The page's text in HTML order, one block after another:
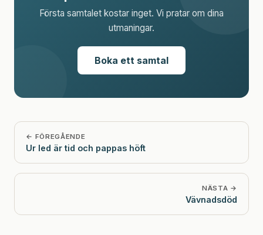
Första samtalet kostar inget. Vi pratar om dina
utmaningar.
Boka ett samtal
← FÖREGÅENDE
Ur led är tid och pappas höft
NÄSTA →
Vävnadsdöd